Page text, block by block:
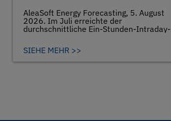
AleaSoft Energy Forecasting, 5. August
2026. Im Juli erreichte der
durchschnittliche Ein-Stunden-Intraday-
SIEHE MEHR >>